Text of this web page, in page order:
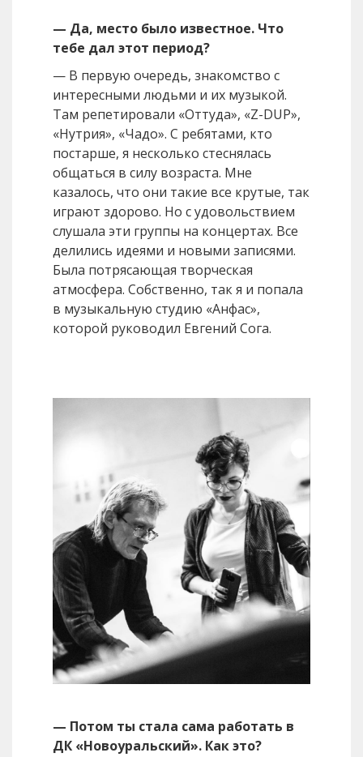
— Да, место было известное. Что
тебе дал этот период?
— В первую очередь, знакомство с
интересными людьми и их музыкой.
Там репетировали «Оттуда», «Z-DUP»,
«Нутрия», «Чадо». С ребятами, кто
постарше, я несколько стеснялась
общаться в силу возраста. Мне
казалось, что они такие все крутые, так
играют здорово. Но с удовольствием
слушала эти группы на концертах. Все
делились идеями и новыми записями.
Была потрясающая творческая
атмосфера. Собственно, так я и попала
в музыкальную студию «Анфас»,
которой руководил Евгений Сога.
— Потом ты стала сама работать в
ДК «Новоуральский». Как это?